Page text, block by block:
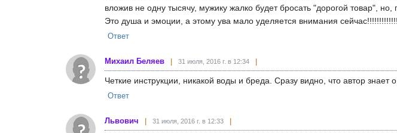
вложив не одну тысячу, мужику жалко будет бросать "дорогой товар",
Это душа и эмоции, а этому ува мало уделяется внимания
Ответ
Михаил Беляев 31 июля, 2016 г. в 12:34
Четкие инструкции, никакой воды и бреда. Сразу видно, что автор знает
Ответ
Львович 31 июля, 2016 г. в 12:33